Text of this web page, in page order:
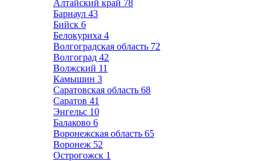
Алтайский край 78
Барнаул 43
Бийск 6
Белокуриха 4
Волгоградская область 72
Волгоград 42
Волжский 11
Камышин 3
Саратовская область 68
Саратов 41
Энгельс 10
Балаково 6
Воронежская область 65
Воронеж 52
Острогожск 1